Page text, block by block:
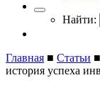
Найти:
Главная ■ Статьи ■
история успеха